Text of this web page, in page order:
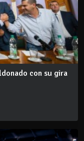
con su gira